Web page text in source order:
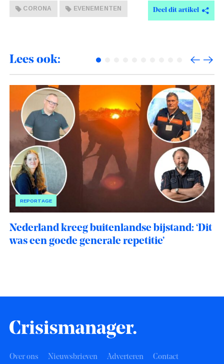
CORONA EVENEMENTEN Deel dit artikel
Lees ook:
REPORTAGE
Nederland kreeg buitenlandse bijstand: ‘Dit
was een goede generale repetitie’
Over ons Nieuwsbrieven Adverteren
Contact